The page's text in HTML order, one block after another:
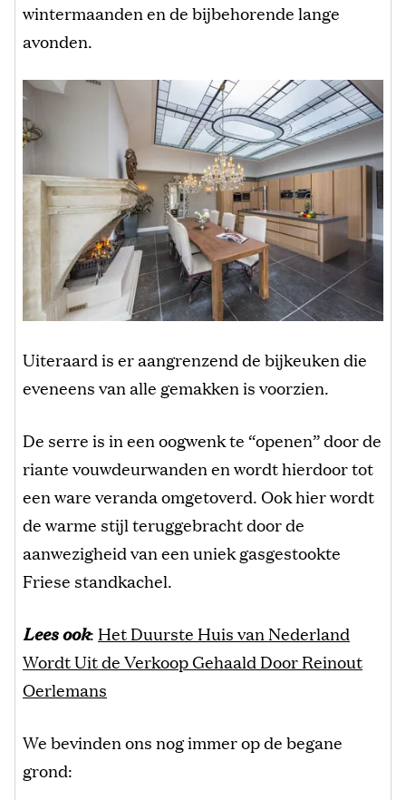
wintermaanden en de bijbehorende lange
avonden.
Uiteraard is er aangrenzend de bijkeuken die
eveneens van alle gemakken is voorzien.
De serre is in een oogwenk te “openen” door de
riante vouwdeurwanden en wordt hierdoor tot
een ware veranda omgetoverd. Ook hier wordt
de warme stijl teruggebracht door de
aanwezigheid van een uniek gasgestookte
Friese standkachel.
Lees ook: Het Duurste Huis van Nederland
Wordt Uit de Verkoop Gehaald Door Reinout
Oerlemans
We bevinden ons nog immer op de begane
grond: